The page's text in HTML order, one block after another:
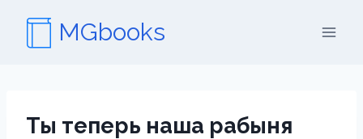
содержимому
MGbooks
Ты теперь наша рабыня